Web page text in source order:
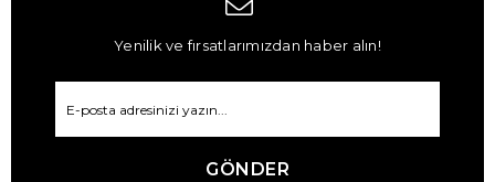
Yenilik ve fırsatlarımızdan haber alın!
GÖNDER